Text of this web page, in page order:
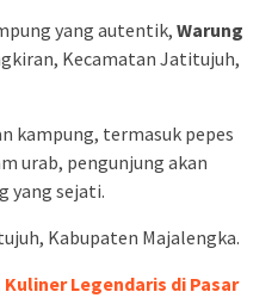
yang autentik, Warung
Kecamatan Jatitujuh,
kampung, termasuk pepes
urab, pengunjung akan
yang sejati.
Kabupaten Majalengka.
Legendaris di Pasar